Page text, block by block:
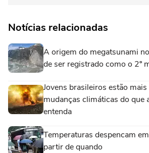
Notícias relacionadas
A origem do megatsunami
de ser registrado como o 2º
Jovens brasileiros estão
mudanças climáticas do que
entenda
Temperaturas despencam
partir de quando